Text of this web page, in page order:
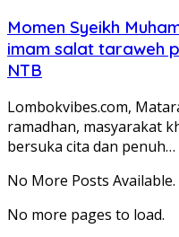
Momen Syeikh
imam salat taraweh
NTB
Lombokvibes.com,
ramadhan, masyarakat
bersuka cita dan penuh…
No More Posts Available.
No more pages to load.